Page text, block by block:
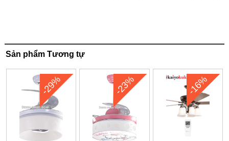
Sản phẩm Tương tự
-29% -23% -16%